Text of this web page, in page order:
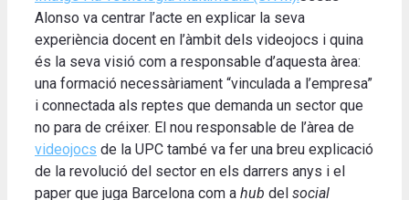
Alonso va centrar l’acte en explicar la seva
experiència docent en l’àmbit dels videojocs i quina
és la seva visió com a responsable d’aquesta àrea:
una formació necessàriament “vinculada a l’empresa”
i connectada als reptes que demanda un sector que
no para de créixer. El nou responsable de l’àrea de
videojocs de la UPC també va fer una breu explicació
de la revolució del sector en els darrers anys i el
paper que juga Barcelona com a hub del social